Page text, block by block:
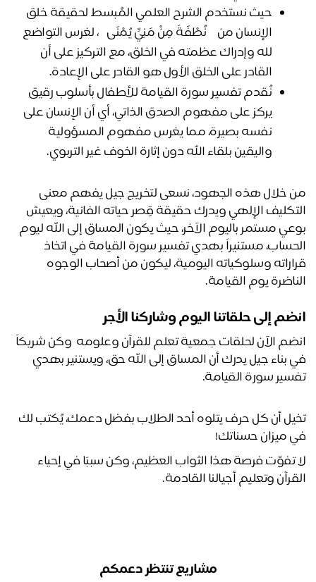
حيث نستخدم الشرح العلمي المُبسط لحقيقة خلق
الإنسان من ﴿ نُطْفَةً مِنْ مَنِيٍّ يُمْنَى ﴾، لغرس التواضع
لله وإدراك عظمته في الخلق، مع التركيز على أن
القادر على الخلق الأول هو القادر على الإعادة.
نُقدم تفسير سورة القيامة للأطفال بأسلوب رقيق
يركز على مفهوم الصدق الذاتي، أي أن الإنسان على
نفسه بصيرة، مما يغرس مفهوم المسؤولية
واليقين بلقاء الله دون إثارة الخوف غير التربوي.
من خلال هذه الجهود، نسعى لتخريج جيل يفهم معنى
التكليف الإلهي ويدرك حقيقة قِصر حياته الفانية، ويعيش
بوعي مستمر باليوم الآخر، حيث يكون المساق إلى الله ليوم
الحساب، مستنيراً بهدي تفسير سورة القيامة في اتخاذ
قراراته وسلوكياته اليومية، ليكون من أصحاب الوجوه
يوم القيامة.
إلى حلقاتنا اليوم وشاركنا الأجر
انضم الآن لحلقات جمعية تعلم للقرآن وعلومه  وكن شريكاً
في بناء جيل يدرك أن المساق إلى الله حق، ويستنير بهدي
سورة القيامة.
تخيل أن كل حرف يتلوه أحد الطلاب بفضل دعمك، يُكتب لك
ميزان حسناتك!
لا تفوّت فرصة هذا الثواب العظيم، وكن سببًا في إحياء
وتعليم أجيالنا القادمة.
مشاريع تنتظر دعمكم